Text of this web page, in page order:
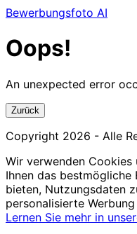
Bewerbungsfoto AI
Oops!
An unexpected error
Zurück
Copyright 2026 - Alle
Wir verwenden Cookies
Ihnen das bestmögliche
bieten, Nutzungsdaten
personalisierte
Lernen Sie mehr in